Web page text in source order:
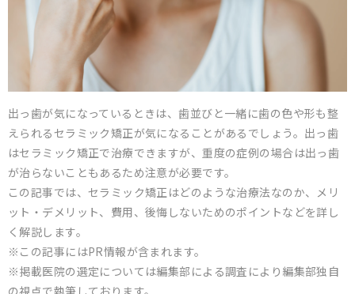
出っ歯が気になっているときは、歯並びと一緒に歯の色や形も整
えられるセラミック矯正が気になることがあるでしょう。出っ歯
はセラミック矯正で治療できますが、重度の症例の場合は出っ歯
が治らないこともあるため注意が必要です。
この記事では、セラミック矯正はどのような治療法なのか、メリ
ット・デメリット、費用、後悔しないためのポイントなどを詳し
く解説します。
※この記事にはPR情報が含まれます。
※掲載医院の選定については編集部による調査により編集部独自